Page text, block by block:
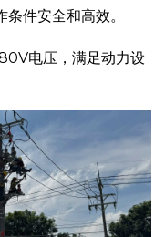
件安全和高效。
电压，满足动力设